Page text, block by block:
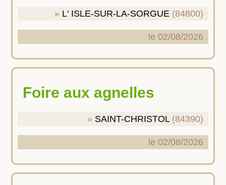
L' ISLE-SUR-LA-SORGUE (84800)
le 02/08/2026
Foire aux agnelles
SAINT-CHRISTOL(84390)
le 02/08/2026